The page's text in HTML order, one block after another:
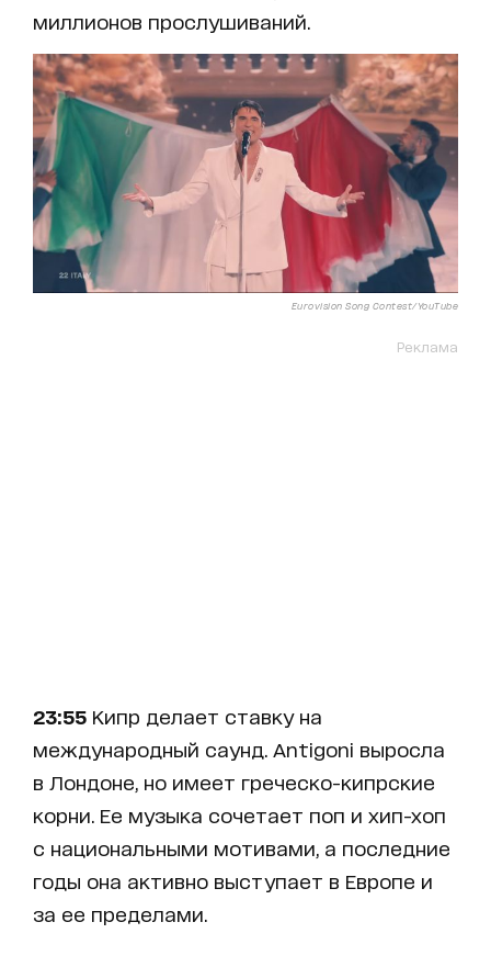
миллионов прослушиваний.
Eurovision Song Contest/YouTube
Реклама
23:55 Кипр делает ставку на
международный саунд. Antigoni выросла
в Лондоне, но имеет греческо-кипрские
корни. Ее музыка сочетает поп и хип-хоп
с национальными мотивами, а последние
годы она активно выступает в Европе и
за ее пределами.